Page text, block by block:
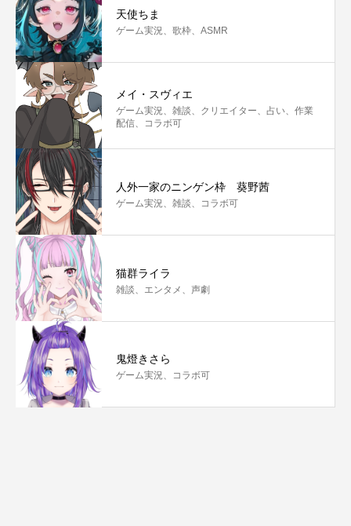
天使ちま
ゲーム実況、歌枠、ASMR
メイ・スヴィエ
ゲーム実況、雑談、クリエイター、占い、作業
配信、コラボ可
人外一家のニンゲン枠 葵野茜
ゲーム実況、雑談、コラボ可
猫群ライラ
雑談、エンタメ、声劇
鬼燈きさら
ゲーム実況、コラボ可